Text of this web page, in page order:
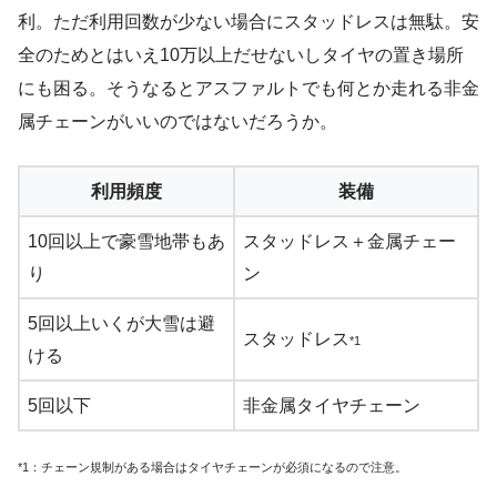
利。ただ利用回数が少ない場合にスタッドレスは無駄。安
全のためとはいえ10万以上だせないしタイヤの置き場所
にも困る。そうなるとアスファルトでも何とか走れる非金
属チェーンがいいのではないだろうか。
利用頻度 装備
10回以上で豪雪地帯もあ
り
スタッドレス＋金属チェー
ン
5回以上いくが大雪は避
ける
スタッドレス*1
5回以下 非金属タイヤチェーン
*1：チェーン規制がある場合はタイヤチェーンが必須になるので注意。